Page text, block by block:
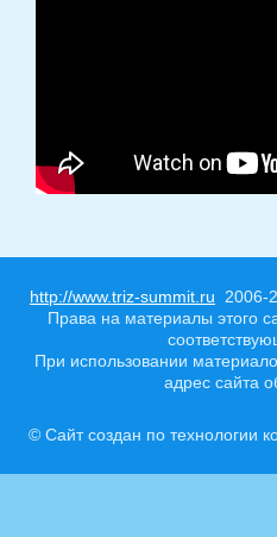
http://www.triz-summit.ru 2006-
Права на материалы этого
При использовании
адрес сайта
© Сайт создан по технологии